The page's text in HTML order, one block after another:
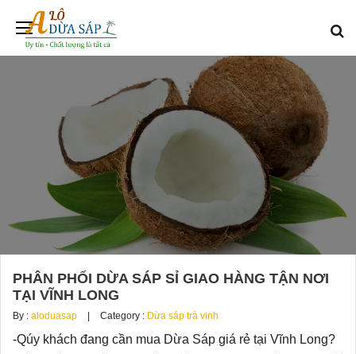
PHÂN PHỐI DỪA SÁP SỈ GIAO HÀNG TẬN NƠI
TẠI VĨNH LONG
By : aloduasap Category : Dừa sáp trà vinh
-Qúy khách đang cần mua Dừa Sáp giá rẻ tại Vĩnh Long?